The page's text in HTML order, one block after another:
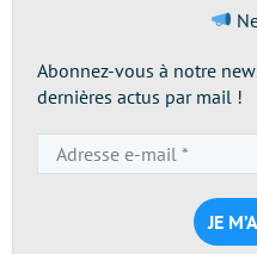
Abonnez-vous à notre
dernières actus par mail !